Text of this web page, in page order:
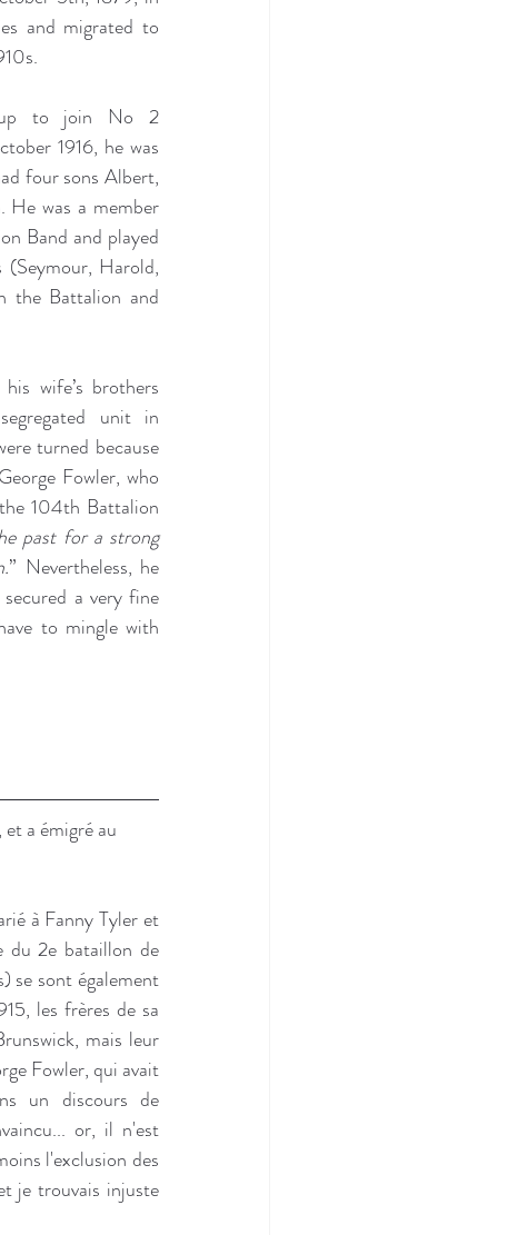
and migrated to
to join No 2
1916, he was
four sons Albert,
He was a member
Band and played
(Seymour, Harold,
the Battalion and
wife’s brothers
unit in
turned because
Fowler, who
104th Battalion
past for a strong
” Nevertheless, he
a very fine
to mingle with
a émigré au
à Fanny Tyler et
du 2e bataillon de
se sont également
les frères de sa
mais leur
Fowler, qui avait
un discours de
or, il n'est
l'exclusion des
je trouvais injuste